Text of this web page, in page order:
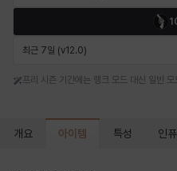
바바라 버니스 블레어
최근 7일 (v12.0)
프리 시즌 기간에는 랭크 모드 대신 일반
개요 아이템 특성 인